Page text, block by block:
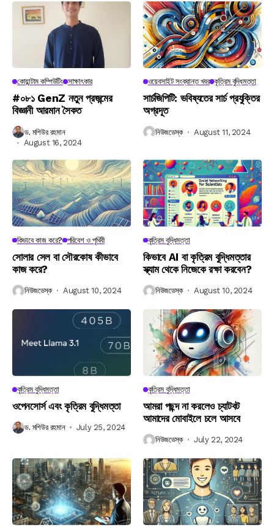
কোয়ান্টাম কম্পিউটিং সাক্ষাৎকার
#০৮১ GenZ নতুন প্রজন্মের
বিজ্ঞানী আরমান সৈকত
ড. মশিউর রহমান
August 16, 2024
ওয়েবসাইট সংক্রান্ত খবর কৃত্রিম বুদ্ধিমত্তা
সার্চজিপিটি: ভবিষ্যতের সার্চ প্রযুক্তির
অগ্রদূত
নিউজডেস্ক August 11, 2024
কিভাবে কাজ করে? পরিবেশ ও পৃথিবী
সোলার সেল বা সৌরকোষ কীভাবে
কাজ করে?
নিউজডেস্ক August 10, 2024
কৃত্রিম বুদ্ধিমত্তা
কিভাবে AI বা কৃত্রিম বুদ্ধিমত্তার
স্ক্যাম থেকে নিজেকে রক্ষা করবেন?
নিউজডেস্ক August 10, 2024
কৃত্রিম বুদ্ধিমত্তা
ওপেনসোর্স এবং কৃত্রিম বুদ্ধিমত্তা
ড. মশিউর রহমান July 25, 2024
কৃত্রিম বুদ্ধিমত্তা
আমরা পছন্দ না করলেও চ্যাটবট
আমাদের মোবাইলে চলে আসবে
নিউজডেস্ক July 22, 2024